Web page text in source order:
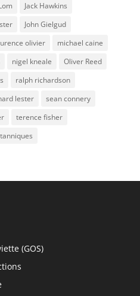
Jack Hawkins
John Gielgud
olivier
michael caine
nigel kneale
Oliver Reed
ralph richardson
lester
sean connery
terence fisher
(GOS)